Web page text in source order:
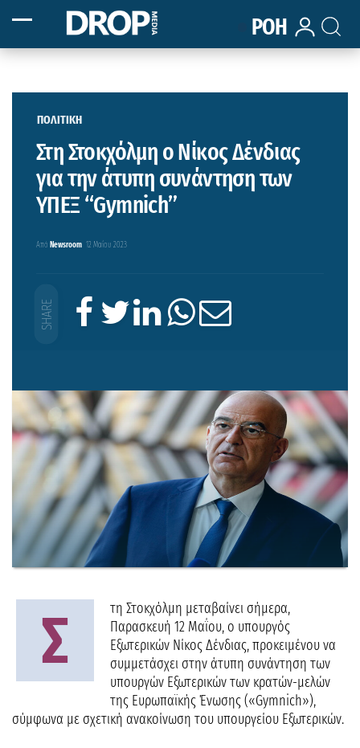
ΡΟΗ
ΠΟΛΙΤΙΚΗ
Στη Στοκχόλμη ο Νίκος Δένδιας
για την άτυπη συνάντηση των
ΥΠΕΞ “Gymnich”
Από Newsroom 12 Μαΐου 2023
Σ
τη Στοκχόλμη μεταβαίνει σήμερα,
Παρασκευή 12 Μαΐου, ο υπουργός
Εξωτερικών Νίκος Δένδιας, προκειμένου να
συμμετάσχει στην άτυπη συνάντηση των
υπουργών Εξωτερικών των κρατών-μελών
της Ευρωπαϊκής Ένωσης («Gymnich»),
σύμφωνα με σχετική ανακοίνωση του υπουργείου Εξωτερικών.